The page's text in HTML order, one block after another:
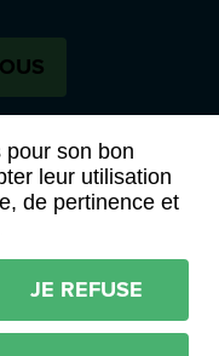
pour son bon
leur utilisation
de pertinence et
JE REFUSE
BlueskyNotre
D’INTÉRÊT
Plan du site